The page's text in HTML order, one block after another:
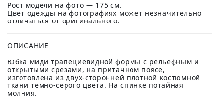
Рост модели на фото — 175 см.
Цвет одежды на фотографиях может незначительно
отличаться от оригинального.
ОПИСАНИЕ
Юбка миди трапециевидной формы с рельефным и
открытыми срезами, на притачном поясе,
изготовлена из двух-сторонней плотной костюмной
ткани темно-серого цвета. На спинке потайная
молния.